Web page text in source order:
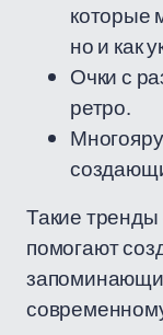
которые
но и как
Очки с
ретро.
Такие
помогают